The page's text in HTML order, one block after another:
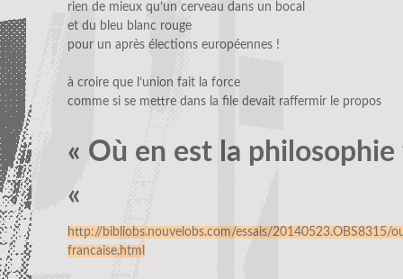
rien de mieux qu’un cerveau dans un bocal
et du bleu blanc rouge
pour un après élections européennes !
à croire que l’union fait la force
comme si se mettre dans la file devait raffermir le propos
« Où en est la philosophie
«
http://bibliobs.nouvelobs.com/essais/20140523.OBS8315/
francaise.html